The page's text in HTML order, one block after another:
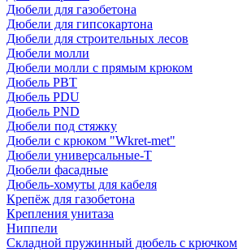
Дюбели для газобетона
Дюбели для гипсокартона
Дюбели для строительных лесов
Дюбели молли
Дюбели молли с прямым крюком
Дюбель PBT
Дюбель PDU
Дюбель PND
Дюбели под стяжку
Дюбели с крюком "Wkret-met"
Дюбели универсальные-Т
Дюбели фасадные
Дюбель-хомуты для кабеля
Крепёж для газобетона
Крепления унитаза
Ниппели
Складной пружинный дюбель с крючком